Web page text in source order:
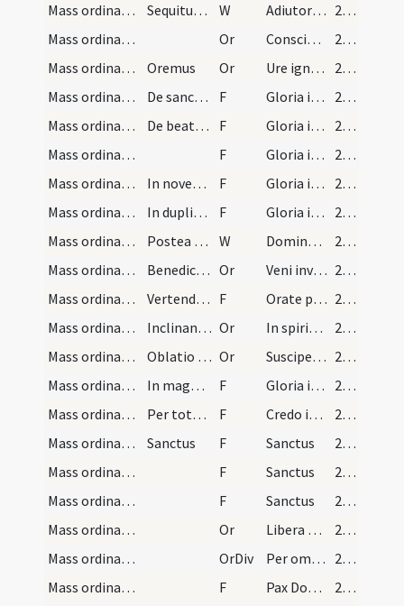
Mass ordinary/access/1
Sequitur confessio qua facta dicitur W Adiutorium nostrum
251
Mass ordinary/access/3
Or Conscientias nostras quaesumus Domine visitando purifica ... inveniat mansionem.
251
Mass ordinary/access/2
Oremus Or Ure igne ... corde placeamus
251
Mass ordinary/Kyriale/6
De sanctis missam habentibus F Gloria in excelsis Deo
252
Mass ordinary/Kyriale/8
De beatissima Virgine Maria .... Spiritus et alme… F Gloria in excelsis Deo
252
Mass ordinary/Kyriale/7
F Gloria in excelsis Deo
252
Mass ordinary/Kyriale/5
In novem lectionum et liquando in duolicibus F Gloria in excelsis Deo
252
Mass ordinary/Kyriale/4
In duplicibus et novem lectionum F Gloria in excelsis Deo
252
Mass ordinary/offertory/4
Postea dicat orationes secretas.Et dicat per se W Domine exaudi
252
Mass ordinary/offertory/9
Benedictio calicis Or Veni invisibilis sanctificator ... praeparatum est. In nomine
252
Mass ordinary/offertory/8
Vertendo se ad populum oratio F Orate pro me fratres et sorores ... fiat sacrificium.
252
Mass ordinary/offertory/7
Inclinande se ante altare oratio Or In spiritu humilitatis et in animo contrito ... Domine Deus.
252
Mass ordinary/offertory/6
Oblatio mortuorum Or Suscipe sancte Pater omnipotens aeterne Deus ... pro anima famuli tui N. et pro animabus ... perfruantur aeterna.
252
Mass ordinary/Kyriale/3
In magnis duplicibus F Gloria in excelsis Deo
252
Mass ordinary/Kyriale/9
Per totum annum si cantatur F Credo in unum Deum
253 (117r)
Mass ordinary/Kyriale/10
Sanctus F Sanctus
254 (117v)
Mass ordinary/Kyriale/11
F Sanctus
259 (120r)
Mass ordinary/Kyriale/12
F Sanctus
260 (120v)
Mass ordinary/peace/1
Or Libera nos quaesumus Domine ab omnibus malis
264 (122v)
Mass ordinary/peace/1
OrDiv Per omnia saecula saeculorum
264 (122v)
Mass ordinary/peace/2
F Pax Domini sit semper vobiscum
264 (122v)